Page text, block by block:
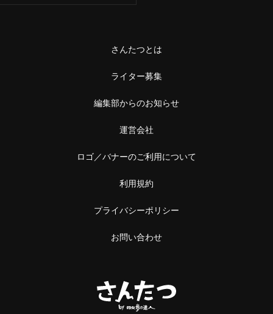
さんたつとは
ライター募集
編集部からのお知らせ
運営会社
ロゴ／バナーのご利用について
利用規約
プライバシーポリシー
お問い合わせ